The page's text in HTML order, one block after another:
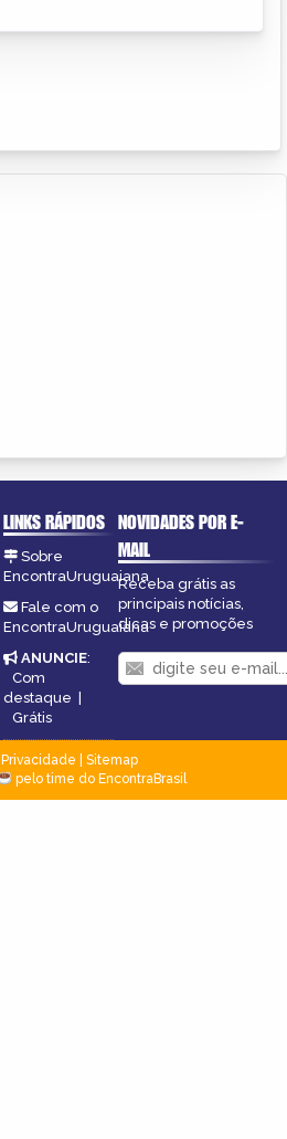
LINKS RÁPIDOS
Sobre
EncontraUruguaiana
Fale com o
EncontraUruguaiana
ANUNCIE:
Com
destaque |
Grátis
NOVIDADES POR E-
MAIL
Receba grátis as
principais notícias,
dicas e promoções
Privacidade
Sitemap
pelo time do EncontraBrasil